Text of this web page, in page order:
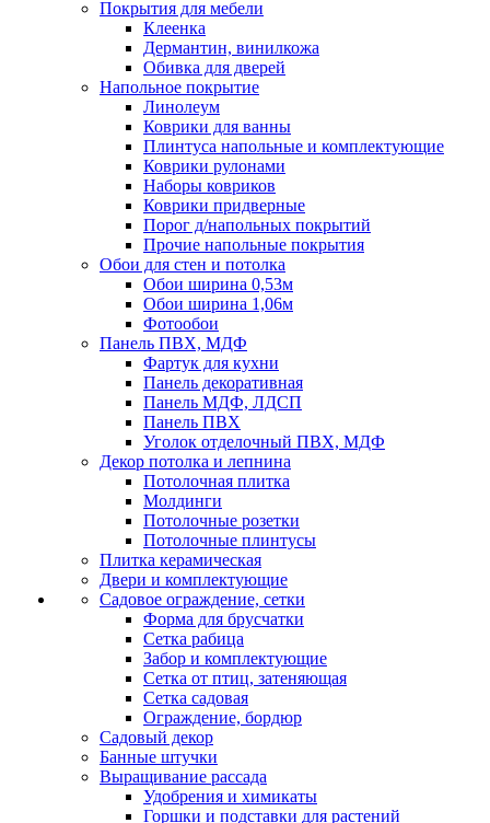
Покрытия для мебели
Клеенка
Дермантин, винилкожа
Обивка для дверей
Напольное покрытие
Линолеум
Коврики для ванны
Плинтуса напольные и комплектующие
Коврики рулонами
Наборы ковриков
Коврики придверные
Порог д/напольных покрытий
Прочие напольные покрытия
Обои для стен и потолка
Обои ширина 0,53м
Обои ширина 1,06м
Фотообои
Панель ПВХ, МДФ
Фартук для кухни
Панель декоративная
Панель МДФ, ЛДСП
Панель ПВХ
Уголок отделочный ПВХ, МДФ
Декор потолка и лепнина
Потолочная плитка
Молдинги
Потолочные розетки
Потолочные плинтусы
Плитка керамическая
Двери и комплектующие
Садовое ограждение, сетки
Форма для брусчатки
Сетка рабица
Забор и комплектующие
Сетка от птиц, затеняющая
Сетка садовая
Ограждение, бордюр
Садовый декор
Банные штучки
Выращивание рассада
Удобрения и химикаты
Горшки и подставки для растений